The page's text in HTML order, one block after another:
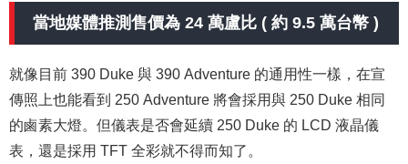
當地媒體推測售價為 24 萬盧比 ( 約 9.5 萬台幣 )
就像目前 390 Duke 與 390 Adventure 的通用性一樣，在宣
傳照上也能看到 250 Adventure 將會採用與 250 Duke 相同
的鹵素大燈。但儀表是否會延續 250 Duke 的 LCD 液晶儀
表，還是採用 TFT 全彩就不得而知了。